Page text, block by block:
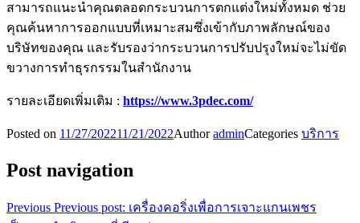
สามารถแนะนำคุณตลอดกระบวนการตกแต่งใหม่ทั้งหมด ช่วย
คุณค้นหาการออกแบบที่เหมาะสมซึ่งเข้ากับภาพลักษณ์ของ
บริษัทของคุณ และรับรองว่ากระบวนการปรับปรุงใหม่จะไม่ขัด
ขวางการทำธุรกรรมในสำนักงาน
รายละเอียดเพิ่มเติม : https://www.3pdec.com/
Posted on 11/27/202211/21/2022AuthoradminCategories บริการ
Post navigation
Previous Previous post: เครื่องคอริ่งเพื่อการเจาะแกนเพชร